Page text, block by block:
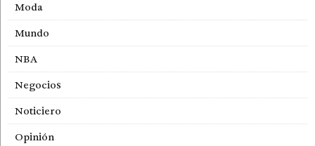
Moda
Mundo
NBA
Negocios
Noticiero
Opinión